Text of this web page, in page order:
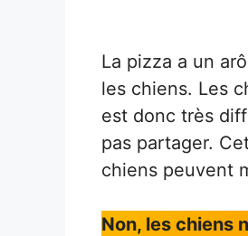
La pizza a un
les chiens. Les
est donc très
pas partager.
chiens peuvent
Non, les chiens